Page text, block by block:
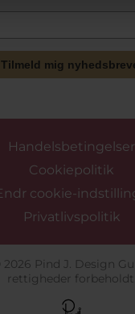
Tilmeld mig
Handelsbetingelser
Cookiepolitik
cookie-
Privatlivspolitik
Pind J. Design
rettigheder forbeholdt.